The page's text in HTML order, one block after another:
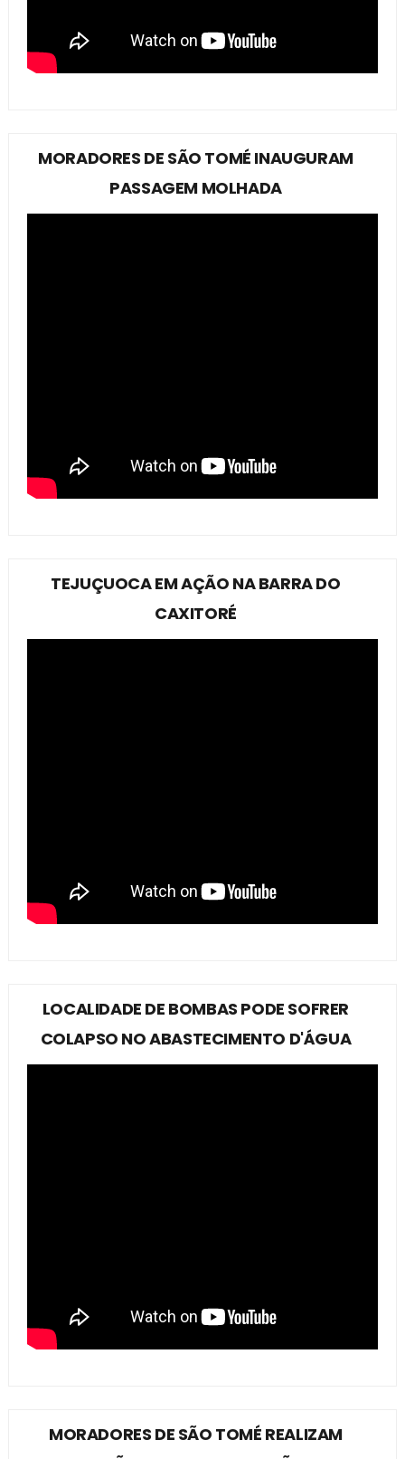
MORADORES DE SÃO TOMÉ INAUGURAM
PASSAGEM MOLHADA
TEJUÇUOCA EM AÇÃO NA BARRA DO
CAXITORÉ
LOCALIDADE DE BOMBAS PODE SOFRER
COLAPSO NO ABASTECIMENTO D'ÁGUA
MORADORES DE SÃO TOMÉ REALIZAM